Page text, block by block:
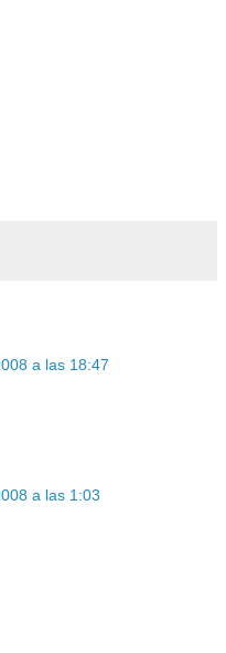
a las 18:47
a las 1:03